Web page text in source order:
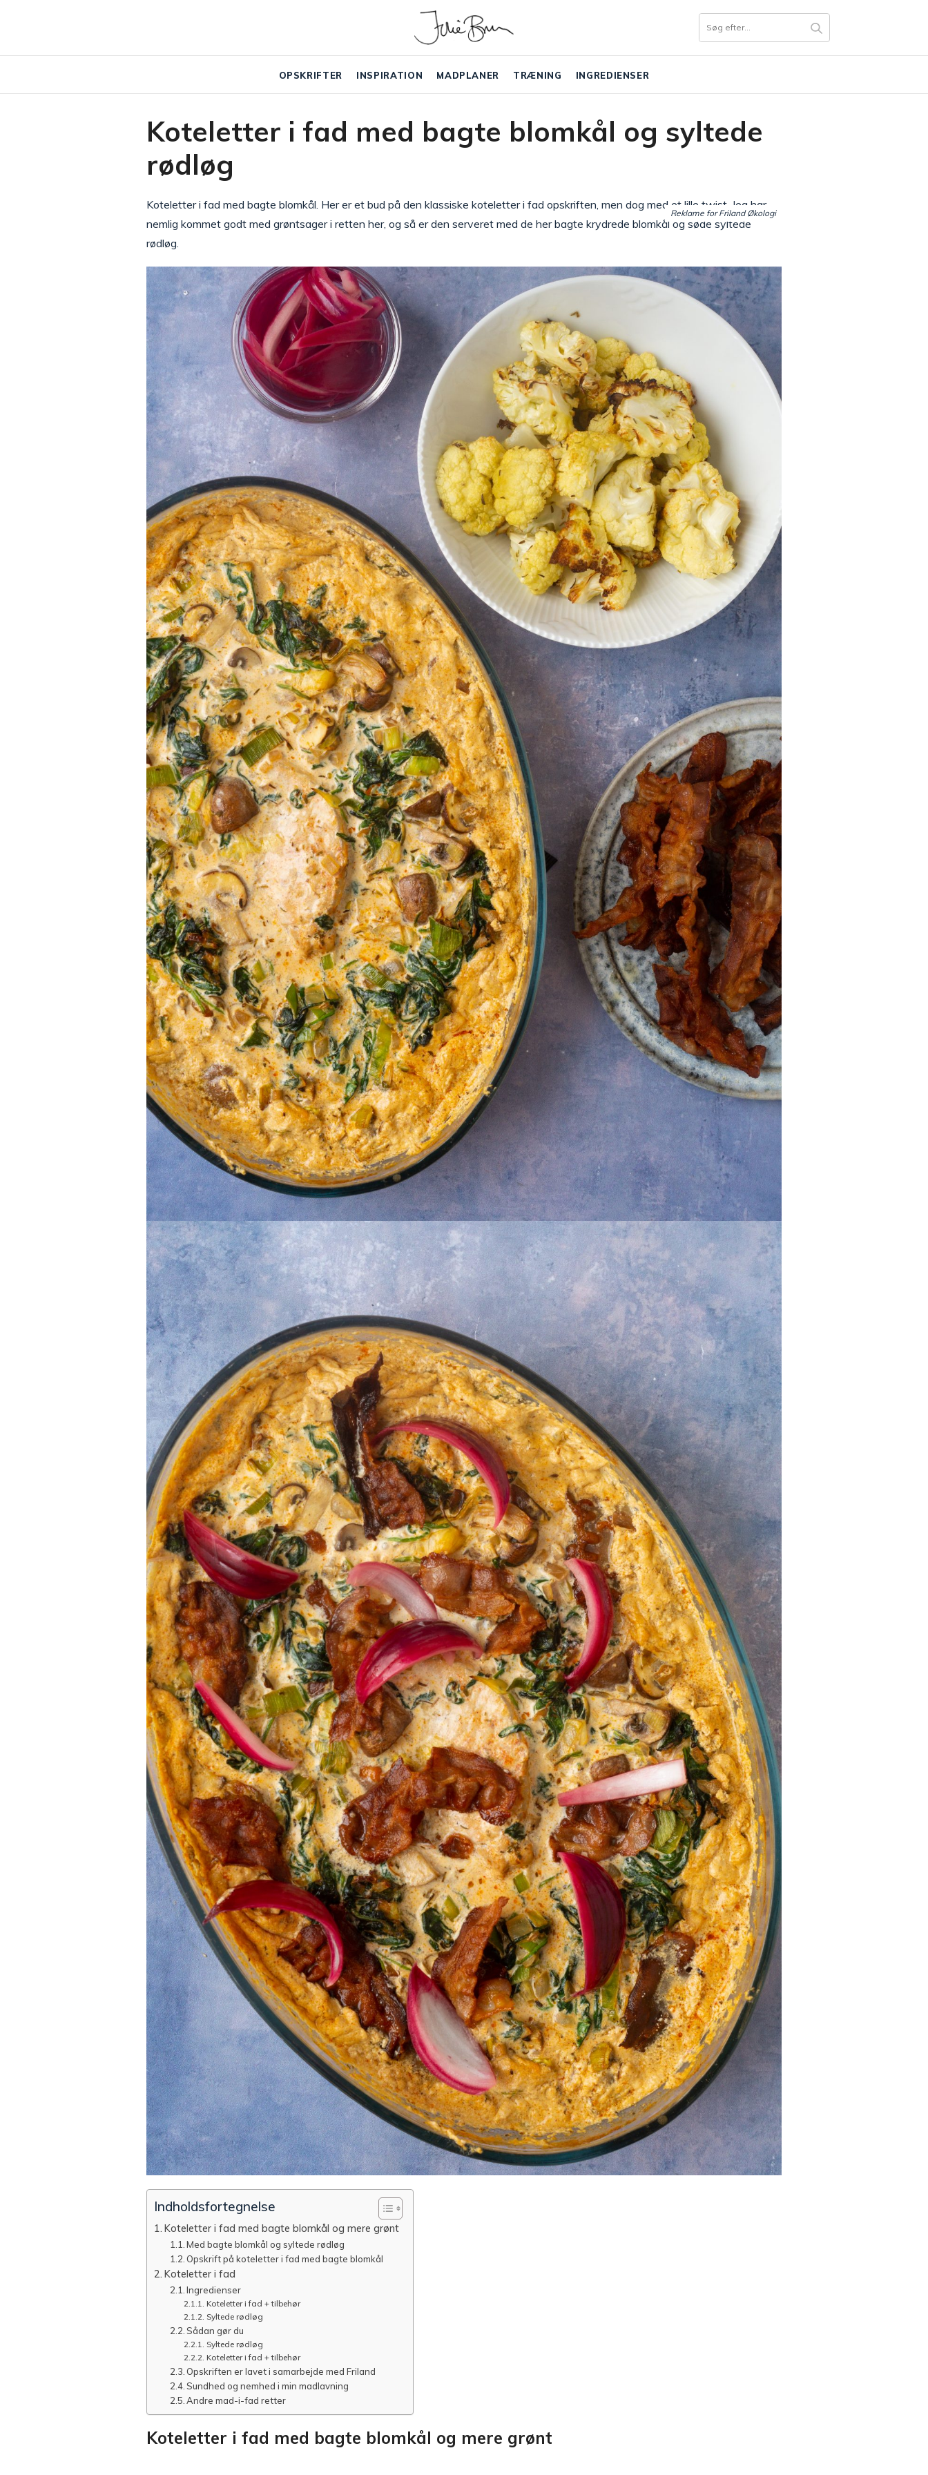
OPSKRIFTER INSPIRATION MADPLANER TRÆNING INGREDIENSER
Koteletter i fad med bagte blomkål og syltede
rødløg
Reklame for Friland Økologi
Koteletter i fad med bagte blomkål. Her er et bud på den klassiske koteletter i fad opskriften, men dog med et lille twist. Jeg har
nemlig kommet godt med grøntsager i retten her, og så er den serveret med de her bagte krydrede blomkål og søde syltede
rødløg.
Indholdsfortegnelse
Koteletter i fad med bagte blomkål og mere grønt
Med bagte blomkål og syltede rødløg
Opskrift på koteletter i fad med bagte blomkål
Koteletter i fad
Ingredienser
Koteletter i fad + tilbehør
Syltede rødløg
Sådan gør du
Syltede rødløg
Koteletter i fad + tilbehør
Opskriften er lavet i samarbejde med Friland
Sundhed og nemhed i min madlavning
Andre mad-i-fad retter
Koteletter i fad med bagte blomkål og mere grønt